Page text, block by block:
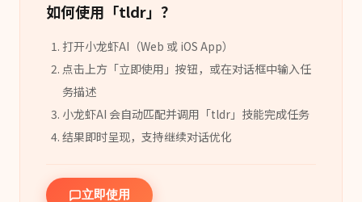
如何使用「tldr」？
打开小龙虾AI（Web 或 iOS App）
点击上方「立即使用」按钮，或在对话框中输入任
务描述
小龙虾AI 会自动匹配并调用「tldr 」 技能完成任务
结果即时呈现，支持继续对话优化
立即使用